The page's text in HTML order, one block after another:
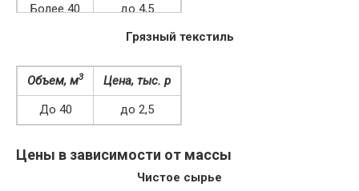
Более 40
до 4,5
Грязный текстиль
Объем, м3
Цена, тыс. р
До 40
до 2,5
Цены в зависимости от массы
Чистое сырье